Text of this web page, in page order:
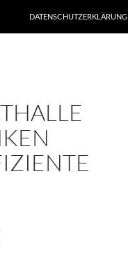
DATENSCHUTZERKLÄRUNG